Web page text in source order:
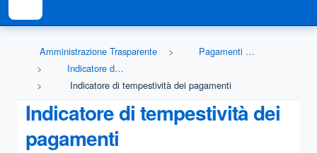
Amministrazione Trasparente
Pagamenti dell'amministrazione
Indicatore di tempestività dei pagamenti
Indicatore di tempestività dei pagamenti
Indicatore di tempestività dei
pagamenti